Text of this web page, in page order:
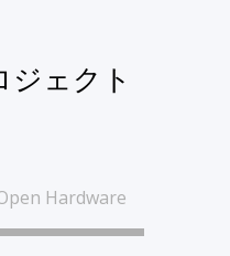
ェクト
Hardware